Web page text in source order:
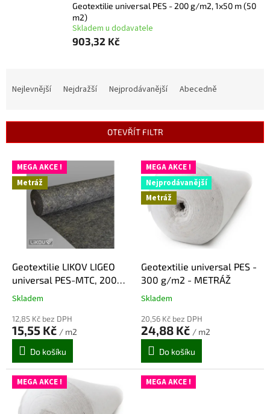
Geotextilie universal PES - 200 g/m2, 1x50 m (50
m2)
Skladem u dodavatele
903,32 Kč
í
Nejlevnější Nejdražší Nejprodávanější Abecedně
OTEVŘÍT FILTR
V
p
MEGA AKCE !
Metráž
Geotextilie LIKOV LIGEO
universal PES-MTC, 200
g/m2 - METRÁŽ
Průměrné
produktu
je
5,0
5
hvězdiček.
Skladem
12,85 Kč bez DPH
15,55 Kč / m2
Do košíku
MEGA AKCE !
Nejprodávanější
Metráž
Geotextilie universal PES -
300 g/m2 - METRÁŽ
Průměrné
produktu
je
5,0
5
hvězdiček.
Skladem
20,56 Kč bez DPH
24,88 Kč / m2
Do košíku
MEGA AKCE ! MEGA AKCE !